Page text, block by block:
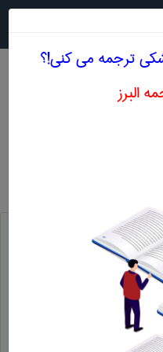
ترجمه می کنی!؟
البرز